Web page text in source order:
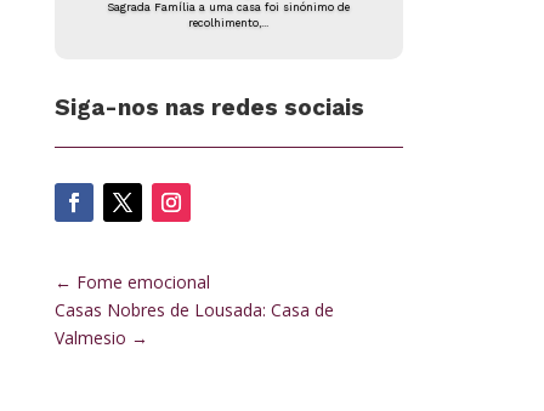
Sagrada Família a uma casa foi sinónimo de
recolhimento,...
Siga-nos nas redes sociais
← Fome emocional
Casas Nobres de Lousada: Casa de
Valmesio →